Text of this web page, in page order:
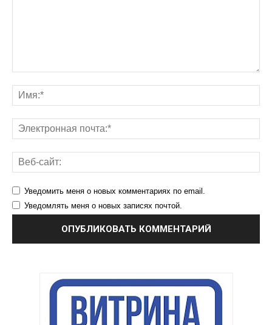
Уведомить меня о новых комментариях по email.
Уведомлять меня о новых записях почтой.